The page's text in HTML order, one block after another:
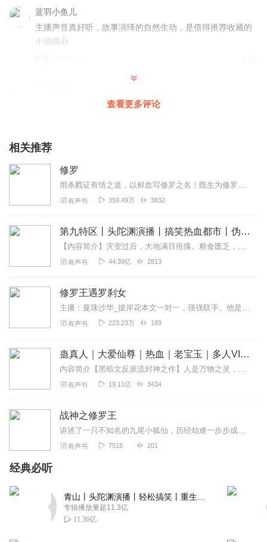
蓝羽小鱼儿
主播声音真好听，故事演绎的自然生动，是值得推荐收藏的
小说哦👍
以前看过的小说，很不错现在听来感觉也很好，主播加油
259880284
书是金子，主播也是金子
2022-10-22
可惜了 是金子未必会发光 钻石都没发光
2022-09-19
大家好，我是本书后期制作万一 有些章节因为时间比较紧没
有做好望大家见谅 这本书故事写的很不错 但很有可能因为我
和主播的原因没能做好，有点毁原著 欢迎大家留言给我们意
见，因为为爱发电所以大家的评论和点赞就是给我们更新下
2021-09-04 1
听友504591090
2024-04-02
查看更多评论
相关推荐
修罗
用杀戮证有情之道，以鲜血写修罗之名！既生为修罗，我当铁血染青天！奸雄当道，乱世天年，铁血少年自强不息。杀小人，斩奸邪，一手修罗战天野！三字杀伐斗苍天，横刀自笑破...
有声书 359.49万 3832
第九特区丨头陀渊演播丨搞笑热血都市丨伪戒丨VIP免费多人有声剧
【内容简介】灾变过后，大地满目疮痍。粮食匮乏，资源紧俏，局势混乱……一位从待规划区杀出来的青年，背对着漫天黄沙，孤身来到九区谋生，却不曾想偶然结识三五好友，一念...
有声书 44.39亿 2813
修罗王遇罗刹女
主播：曼珠沙华_彼岸花本文一对一，强强联手。他是墨龙王朝的三皇子，修罗鬼王。她是黑暗世界的绝色罗刹，是横行天下的锦衣大盗。他是夫，她是妾，他主宰白，她掌控黑...
有声书 223.23万 189
蛊真人｜大爱仙尊｜热血｜老宝玉｜多人VIP免费有声剧
内容简介【黑暗文反派流封神之作】人是万物之灵，蛊是天地真精。一个穿越者不断重生的故事。一个养蛊、炼蛊、用蛊的奇特世界。配音组（男角色）老宝玉旁白...
有声书 19.11亿 3434
战神之修罗王
讲述了一只不知名的九尾小狐仙，历经劫难一步步成长修罗王的故事
有声书 7515 201
经典必听
专辑播放量超11.3亿
11.36亿